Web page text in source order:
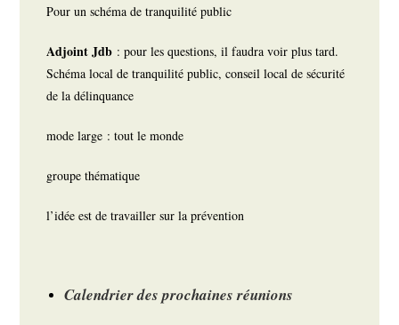
Pour un schéma de tranquilité public
Adjoint Jdb : pour les questions, il faudra voir plus tard.
Schéma local de tranquilité public, conseil local de sécurité
de la délinquance
mode large : tout le monde
groupe thématique
l’idée est de travailler sur la prévention
Calendrier des prochaines réunions